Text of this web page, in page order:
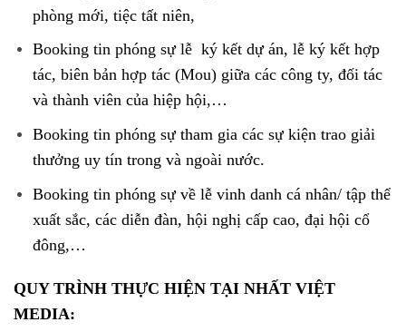
phòng mới, tiệc tất niên,
Booking tin phóng sự lễ ký kết dự án, lễ ký kết hợp
tác, biên bản hợp tác (Mou) giữa các công ty, đối tác
và thành viên của hiệp hội,…
Booking tin phóng sự tham gia các sự kiện trao giải
thưởng uy tín trong và ngoài nước.
Booking tin phóng sự về lễ vinh danh cá nhân/ tập thể
xuất sắc, các diễn đàn, hội nghị cấp cao, đại hội cổ
đông,…
QUY TRÌNH THỰC HIỆN TẠI NHẤT VIỆT
MEDIA: